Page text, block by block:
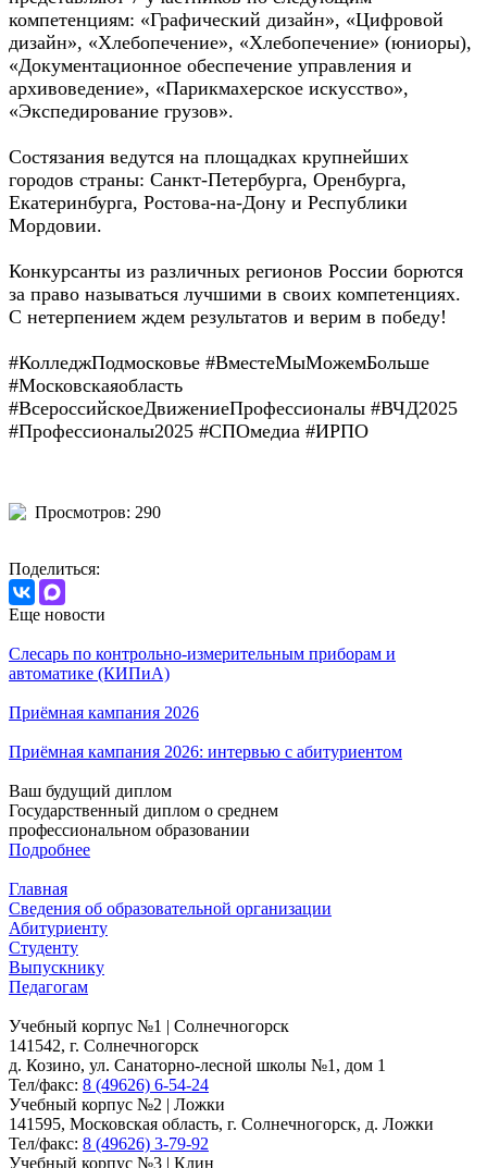
компетенциям: «Графический дизайн», «Цифровой
дизайн», «Хлебопечение», «Хлебопечение» (юниоры),
«Документационное обеспечение управления и
архивоведение», «Парикмахерское искусство»,
«Экспедирование грузов».
Состязания ведутся на площадках крупнейших
городов страны: Санкт-Петербурга, Оренбурга,
Екатеринбурга, Ростова-на-Дону и Республики
Мордовии.
Конкурсанты из различных регионов России борются
за право называться лучшими в своих компетенциях.
С нетерпением ждем результатов и верим в победу!
#КолледжПодмосковье #ВместеМыМожемБольше
#Московскаяобласть
#ВсероссийскоеДвижениеПрофессионалы #ВЧД2025
#Профессионалы2025 #СПОмедиа #ИРПО
Просмотров: 290
Поделиться:
Еще новости
Слесарь по контрольно-измерительным приборам и
автоматике (КИПиА)
Приёмная кампания 2026
Приёмная кампания 2026: интервью с абитуриентом
Ваш будущий диплом
Государственный диплом о среднем
профессиональном образовании
Подробнее
Главная
Сведения об образовательной организации
Абитуриенту
Студенту
Выпускнику
Педагогам
Учебный корпус №1 | Солнечногорск
141542, г. Солнечногорск
д. Козино, ул. Санаторно-лесной школы №1, дом 1
Тел/факс: 8 (49626) 6-54-24
Учебный корпус №2 | Ложки
141595, Московская область, г. Солнечногорск, д. Ложки
Тел/факс: 8 (49626) 3-79-92
Учебный корпус №3 | Клин